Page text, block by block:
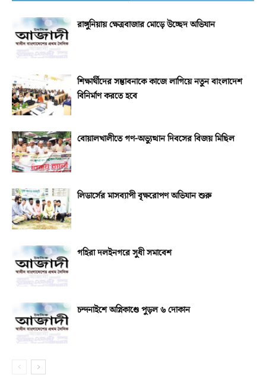
রাঙ্গুনিয়ায় ক্ষেত্রবাজার মোড়ে উচ্ছেদ অভিযান
শিক্ষার্থীদের সম্ভাবনাকে কাজে লাগিয়ে নতুন বাংলাদেশ
বিনির্মাণ করতে হবে
বোয়ালখালীতে গণ-অভ্যুত্থান দিবসের বিজয় মিছিল
লিডার্সের মাসব্যাপী বৃক্ষরোপণ অভিযান শুরু
গহিরা দলইনগরে সুধী সমাবেশ
চন্দনাইশে অগ্নিকাণ্ডে পুড়ল ৬ দোকান